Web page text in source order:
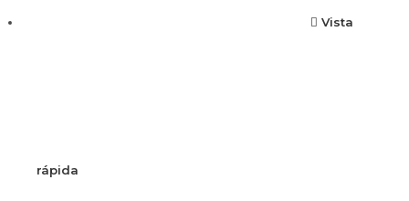
Vista
rápida